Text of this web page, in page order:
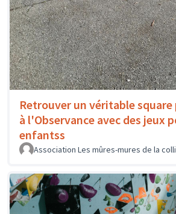
Retrouver un véritable square
à l'Observance avec des jeux
enfantss
Association Les mûres-mures de la